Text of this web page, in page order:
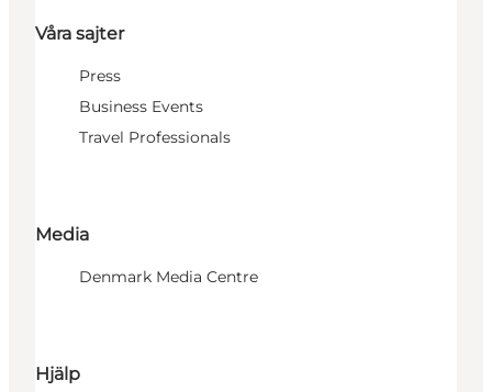
Våra sajter
Press
Business Events
Travel Professionals
Media
Denmark Media Centre
Hjälp